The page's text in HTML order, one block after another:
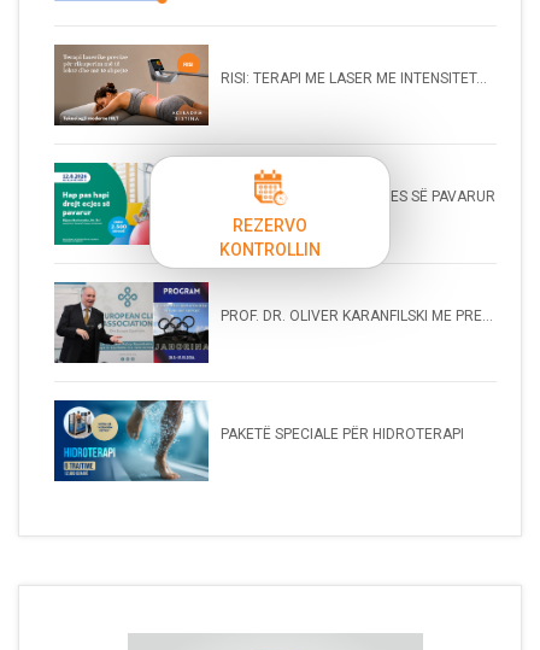
RISI: TERAPI ME LASER ME INTENSITET...
HAP PAS HAPI DREJT ECJES SË PAVARUR
PROF. DR. OLIVER KARANFILSKI ME PRE...
PAKETË SPECIALE PËR HIDROTERAPI
REZERVO
KONTROLLIN